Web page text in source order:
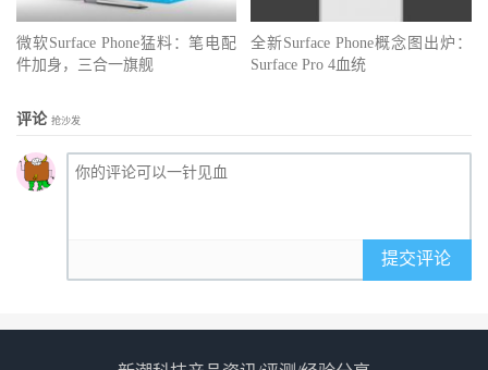
微软Surface Phone猛料：笔电配
件加身，三合一旗舰
全新Surface Phone概念图出炉：
Surface Pro 4血统
评论 抢沙发
提交评论